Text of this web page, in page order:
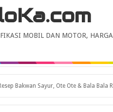
MOBIL DAN MOTOR,
Bakwan Sayur, Ote Ote & Bala Bala